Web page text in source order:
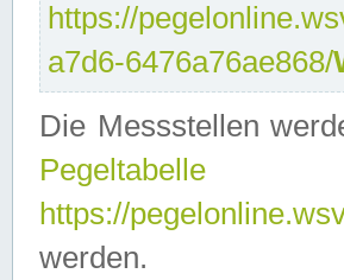
https://
a7d6-6476a76ae868/
Die Messstellen
Pegeltabelle
https://
werden.